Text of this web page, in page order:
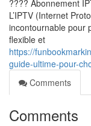
???? Abonnement
L’IPTV (Internet
incontournable pour
flexible et
https://
guide-ultime-pour-
Comments
Comments